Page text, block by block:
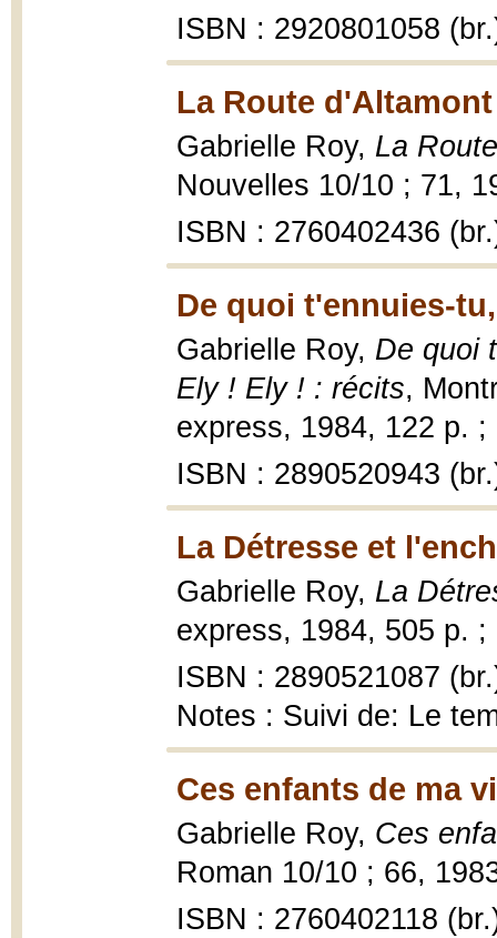
ISBN : 2920801058
La Route d'Altamont
Gabrielle Roy, La
Nouvelles 10/10 ; 71,
ISBN : 2760402436
De quoi t'ennuies-
Gabrielle Roy, De quoi
Ely ! Ely ! : récits,
express, 1984, 122 p. ;
ISBN : 2890520943
La Détresse et
Gabrielle Roy, La
express, 1984, 505 p. ;
ISBN : 2890521087
Notes : Suivi de: Le
Ces enfants de ma
Gabrielle Roy, Ces
Roman 10/10 ; 66,
ISBN : 2760402118